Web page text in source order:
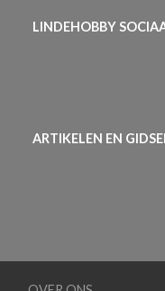
LINDEHOBBY
ARTIKELEN EN